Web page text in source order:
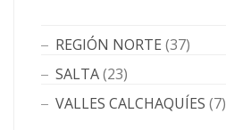
REGIÓN NORTE (37)
SALTA(23)
VALLES CALCHAQUÍES (7)